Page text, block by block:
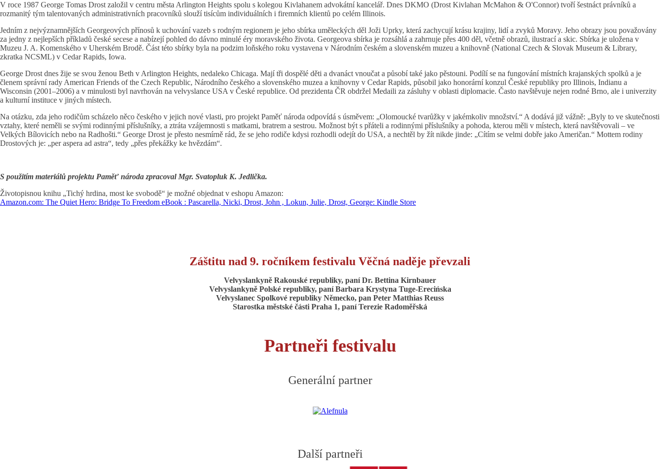
V roce 1987 George Tomas Drost založil v centru města Arlington Heights spolu s kolegou Kivlahanem advokátní kancelář. Dnes DKMO (Drost Kivlahan McMahon & O'Connor) tvoří šestnáct právníků a
rozmanitý tým talentovaných administrativních pracovníků slouží tisícům individuálních i firemních klientů po celém Illinois.
Jedním z nejvýznamnějších Georgeových přínosů k uchování vazeb s rodným regionem je jeho sbírka uměleckých děl Joži Uprky, která zachycují krásu krajiny, lidí a zvyků Moravy. Jeho obrazy jsou považovány
za jedny z nejlepších příkladů české secese a nabízejí pohled do dávno minulé éry moravského života. Georgeova sbírka je rozsáhlá a zahrnuje přes 400 děl, včetně obrazů, ilustrací a skic. Sbírka je uložena v
Muzeu J. A. Komenského v Uherském Brodě. Část této sbírky byla na podzim loňského roku vystavena v Národním českém a slovenském muzeu a knihovně (National Czech & Slovak Museum & Library,
zkratka NCSML) v Cedar Rapids, Iowa.
George Drost dnes žije se svou ženou Beth v Arlington Heights, nedaleko Chicaga. Mají tři dospělé děti a dvanáct vnoučat a působí také jako pěstouni. Podílí se na fungování místních krajanských spolků a je
členem správní rady American Friends of the Czech Republic, Národního českého a slovenského muzea a knihovny v Cedar Rapids, působil jako honorární konzul České republiky pro Illinois, Indianu a
Wisconsin (2001–2006) a v minulosti byl navrhován na velvyslance USA v České republice. Od prezidenta ČR obdržel Medaili za zásluhy v oblasti diplomacie. Často navštěvuje nejen rodné Brno, ale i univerzity
a kulturní instituce v jiných místech.
Na otázku, zda jeho rodičům scházelo něco českého v jejich nové vlasti, pro projekt Paměť národa odpovídá s úsměvem: „Olomoucké tvarůžky v jakémkoliv množství.“ A dodává již vážně: „Byly to ve skutečnosti
vztahy, které neměli se svými rodinnými příslušníky, a ztráta vzájemnosti s matkami, bratrem a sestrou. Možnost být s přáteli a rodinnými příslušníky a pohoda, kterou měli v místech, která navštěvovali – ve
Velkých Bílovicích nebo na Radhošti.“ George Drost je přesto nesmírně rád, že se jeho rodiče kdysi rozhodli odejít do USA, a nechtěl by žít nikde jinde: „Cítím se velmi dobře jako Američan.“ Mottem rodiny
Drostových je: „per aspera ad astra“, tedy „přes překážky ke hvězdám“.
S použitím materiálů projektu Paměť národa zpracoval Mgr. Svatopluk K. Jedlička.
Životopisnou knihu „Tichý hrdina, most ke svobodě“ je možné objednat v eshopu Amazon:
Amazon.com: The Quiet Hero: Bridge To Freedom eBook : Pascarella, Nicki, Drost, John , Lokun, Julie, Drost, George: Kindle Store
Záštitu nad 9. ročníkem festivalu Věčná naděje převzali
Velvyslankyně Rakouské republiky, paní Dr. Bettina Kirnbauer
Velvyslankyně Polské republiky, paní Barbara Krystyna Tuge-Erecińska
Velvyslanec Spolkové republiky Německo, pan Peter Matthias Reuss
Starostka městské části Praha 1, paní Terezie Radoměřská
Partneři festivalu
Generální partner
Další partneři